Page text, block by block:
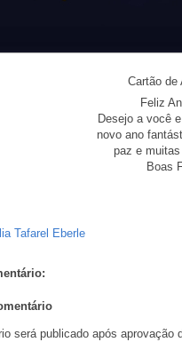
Cartão de
Feliz
Desejo a você
novo ano
paz e
Boas
Tafarel Eberle
será publicado após aprovação